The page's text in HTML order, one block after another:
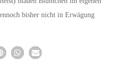
bisher nicht in Erwägung